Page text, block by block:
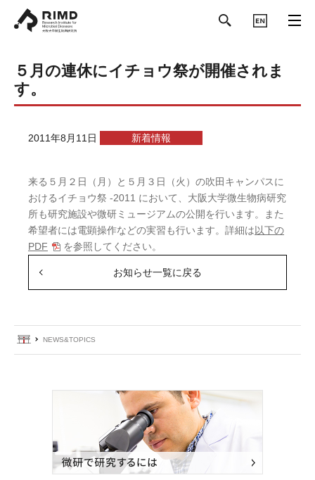
５月の連休にイチョウ祭が開催されま
す。
2011年8月11日 新着情報
来る５月２日（月）と５月３日（火）の吹田キャンパスに
おけるイチョウ祭 -2011 において、大阪大学微生物病研究
所も研究施設や微研ミュージアムの公開を行います。また
希望者には電顕操作などの実習も行います。詳細は以下の
PDF
を参照してください。
お知らせ一覧に戻る
ホームNEWS&TOPICS